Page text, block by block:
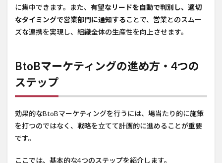
に集中できます。また、 有望なリードを自動で判別し、適切
なタイミングで営業部門に通知することで、営業とのスムー
ズな連携を実現し、組織全体の生産性を向上させます。
BtoBマーケティングの進め方・4つの
ステップ
効果的なBtoBマーケティングを行うには、場当たり的に施策
を打つのではなく、戦略を立てて計画的に進めることが重要
です。
ここでは、基本的な4つのステップを紹介します。